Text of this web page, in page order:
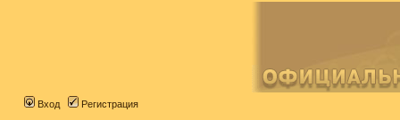
Вход Регистрация